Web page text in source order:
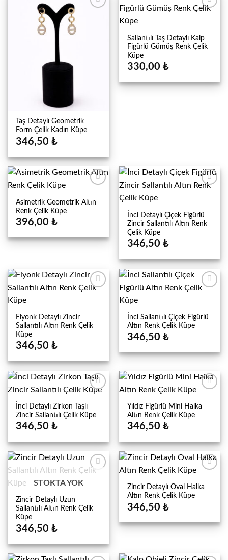
Taş Detaylı Geometrik
Form Çelik Kadın Küpe
346,50₺
Sallantılı Taş Detaylı Kalp
Figürlü Gümüş Renk Çelik
Küpe
330,00₺
Asimetrik Geometrik Altın
Renk Çelik Küpe
396,00₺
İnci Detaylı Çiçek Figürlü
Zincir Sallantılı Altın Renk
Çelik Küpe
346,50₺
Fiyonk Detaylı Zincir
Sallantılı Altın Renk Çelik
Küpe
346,50₺
İnci Sallantılı Çiçek Figürlü
Altın Renk Çelik Küpe
346,50₺
İnci Detaylı Zirkon Taşlı
Zincir Sallantılı Çelik Küpe
346,50₺
Yıldız Figürlü Mini Halka
Altın Renk Çelik Küpe
346,50₺
STOKTA YOK
Zincir Detaylı Uzun
Sallantılı Altın Renk Çelik
Küpe
346,50₺
Zincir Detaylı Oval Halka
Altın Renk Çelik Küpe
346,50₺